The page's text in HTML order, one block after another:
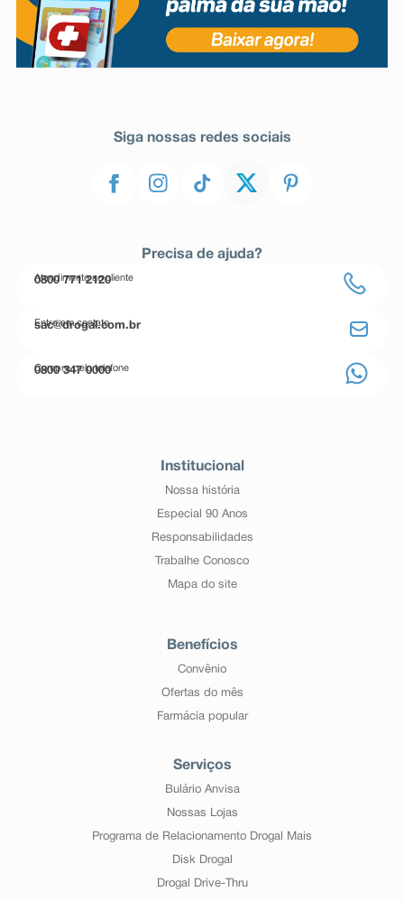
Siga nossas redes sociais
Precisa de ajuda?
Atendimento ao cliente
0800 771 2120
Entre em contato
sac@drogal.com.br
Compre pelo telefone
0800 347 0000
Institucional
Nossa história
Especial 90 Anos
Responsabilidades
Trabalhe Conosco
Mapa do site
Benefícios
Convênio
Ofertas do mês
Farmácia popular
Serviços
Bulário Anvisa
Nossas Lojas
Programa de Relacionamento Drogal Mais
Disk Drogal
Drogal Drive-Thru